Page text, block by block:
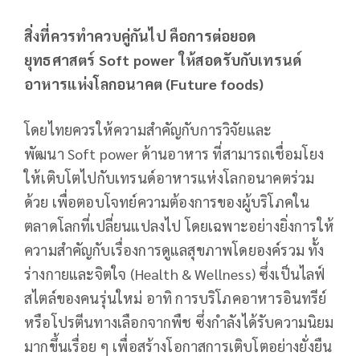
สิ่งที่ควรทำควบคู่กันไป คือการต่อยอด
ยุทธศาสตร์ Soft power ให้สอดรับกับเทรนด์
อาหารแห่งโลกอนาคต (Future foods)
โดยไทยควรให้ความสำคัญกับการวิจัยและ
พัฒนา Soft power ด้านอาหาร ที่สามารถเชื่อมโยง
ให้เติบโตไปกับเทรนด์อาหารแห่งโลกอนาคตร่วม
ด้วย เพื่อตอบโจทย์ความต้องการของผู้บริโภคใน
ตลาดโลกที่เปลี่ยนแปลงไป โดยเฉพาะอย่างยิ่งการให้
ความสำคัญกับเรื่องการดูแลสุขภาพโดยองค์รวม ทั้ง
ร่างกายและจิตใจ (Health & Wellness) ซึ่งเป็นไลฟ์
สไตล์ของคนรุ่นใหม่ อาทิ การบริโภคอาหารอินทรีย์
หรือโปรตีนทางเลือกจากพืช ซึ่งกำลังได้รับความนิยม
มากขึ้นเรื่อย ๆ เพื่อสร้างโอกาสการเติบโตอย่างยั่งยืน